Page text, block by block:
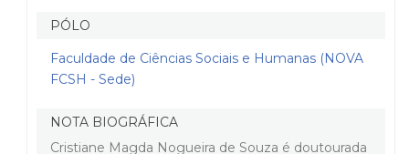
PÓLO
Faculdade de Ciências Sociais e Humanas (NOVA
FCSH - Sede)
NOTA BIOGRÁFICA
Cristiane Magda Nogueira de Souza é doutourada